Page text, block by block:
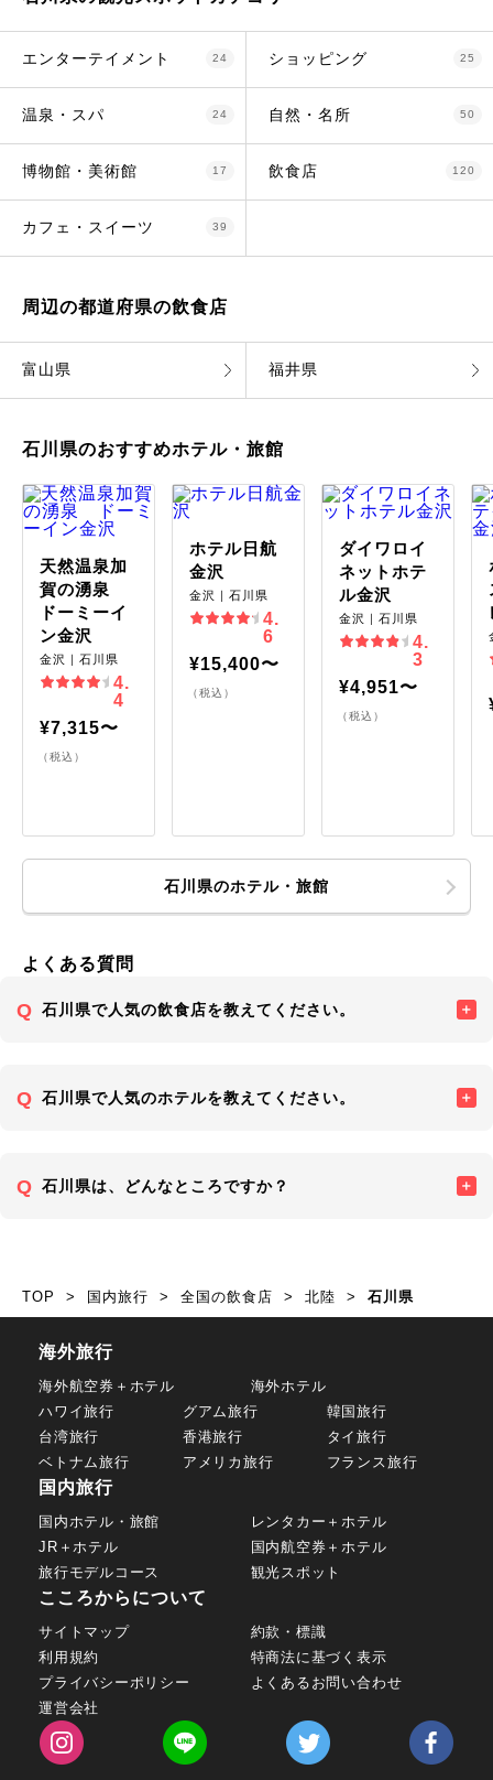
エンターテイメント 24 ショッピング 25
温泉・スパ 24 自然・名所 50
博物館・美術館 17 飲食店 120
カフェ・スイーツ 39
周辺の都道府県の飲食店
富山県 福井県
石川県のおすすめホテル・旅館
天然温泉加
賀の湧泉
ドーミーイ
ン金沢
金沢｜石川県
4.
4
¥7,315〜
（税込）
ホテル日航
金沢
金沢｜石川県
4.
6
¥15,400〜
（税込）
ダイワロイ
ネットホテ
ル金沢
金沢｜石川県
4.
3
¥4,951〜
（税込）
石川県のホテル・旅館
よくある質問
石川県で人気の飲食店を教えてください。
石川県で人気のホテルを教えてください。
石川県は、どんなところですか？
TOP 国内旅行 全国の飲食店 北陸 石川県
海外旅行
海外航空券＋ホテル
海外ホテル
ハワイ旅行
グアム旅行
韓国旅行
台湾旅行
香港旅行
タイ旅行
ベトナム旅行
アメリカ旅行 フランス旅行
国内旅行
国内ホテル・旅館
レンタカー＋ホテル
JR＋ホテル
国内航空券＋ホテル
旅行モデルコース
観光スポット
こころからについて
サイトマップ
約款・標識
利用規約
特商法に基づく表示
プライバシーポリシー
よくあるお問い合わせ
運営会社